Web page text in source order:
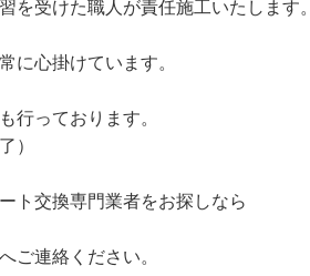
を受けた職人が責任施工いたします。
に心掛けています。
行っております。
）
ト交換専門業者をお探しなら
ご連絡ください。